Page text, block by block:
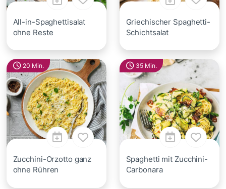
All-in-Spaghettisalat
ohne Reste
Griechischer Spaghetti-
Schichtsalat
20 Min.
Zucchini-Orzotto ganz
ohne Rühren
35 Min.
Spaghetti mit Zucchini-
Carbonara